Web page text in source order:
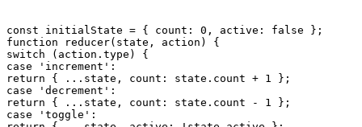
const initialState = { count: 0, active: false };
function reducer(state, action) {
switch (action.type) {
case 'increment':
return { ...state, count: state.count + 1 };
case 'decrement':
return { ...state, count: state.count - 1 };
case 'toggle':